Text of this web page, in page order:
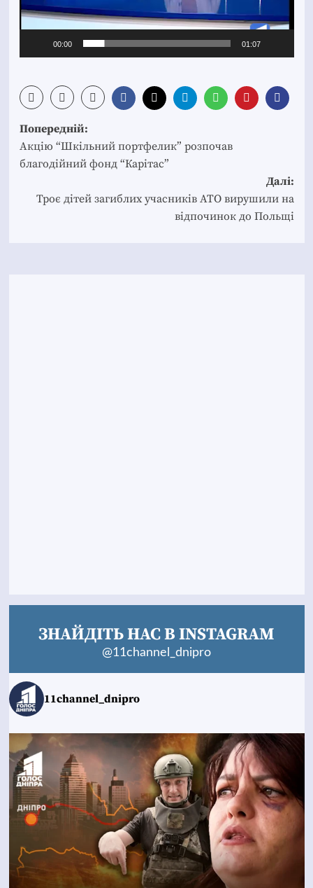
00:00 01:07
Post
navigation
Попередній:
Акцію “Шкільний портфелик” розпочав
благодійний фонд “Карітас”
Далі:
Троє дітей загиблих учасників АТО вирушили на
відпочинок до Польщі
ЗНАЙДІТЬ НАС В INSTAGRAM
@11channel_dnipro
11channel_dnipro